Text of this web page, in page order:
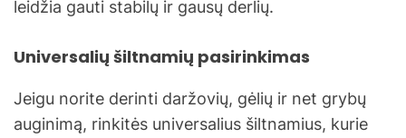
leidžia gauti stabilų ir gausų derlių.
Universalių šiltnamių pasirinkimas
Jeigu norite derinti daržovių, gėlių ir net grybų
auginimą, rinkitės universalius šiltnamius, kurie